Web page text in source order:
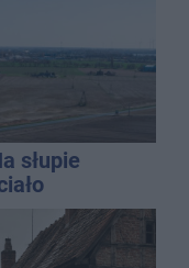
słupie